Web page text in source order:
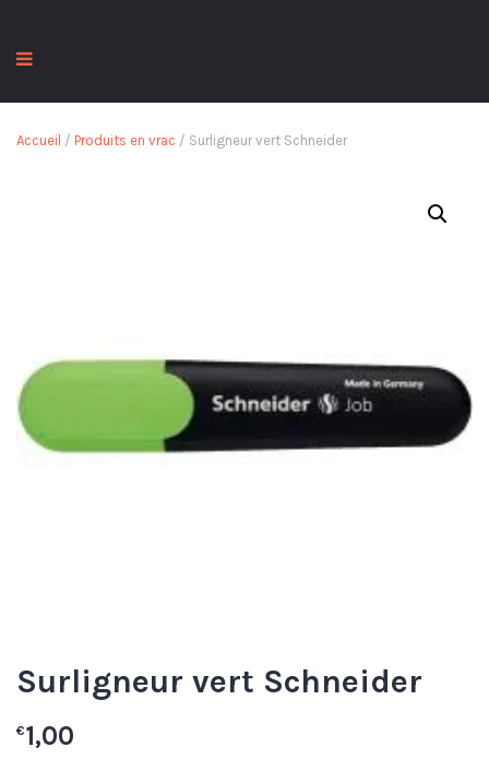
Accueil / Produits en vrac / Surligneur vert Schneider
Surligneur vert Schneider
€1,00